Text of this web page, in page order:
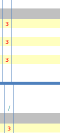
з
з
з
/
з